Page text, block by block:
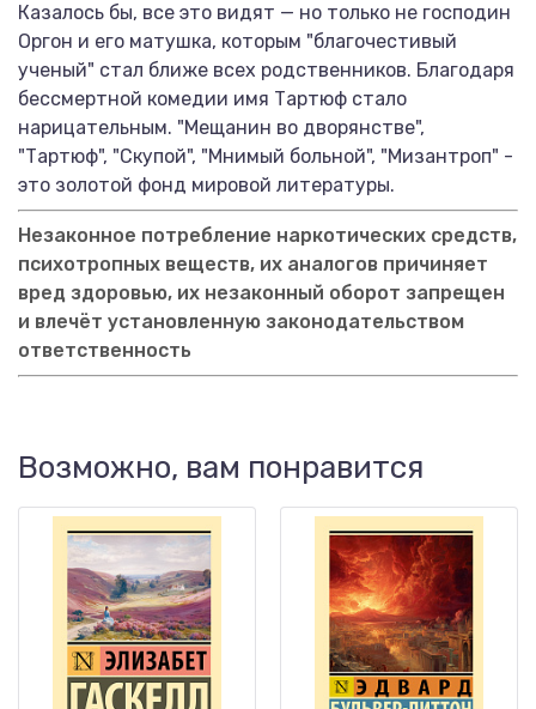
Казалось бы, все это видят — но только не господин
Оргон и его матушка, которым "благочестивый
ученый" стал ближе всех родственников. Благодаря
бессмертной комедии имя Тартюф стало
нарицательным. "Мещанин во дворянстве",
"Тартюф", "Скупой", "Мнимый больной", "Мизантроп" -
это золотой фонд мировой литературы.
Незаконное потребление наркотических средств,
психотропных веществ, их аналогов причиняет
вред здоровью, их незаконный оборот запрещен
и влечёт установленную законодательством
ответственность
Возможно, вам понравится